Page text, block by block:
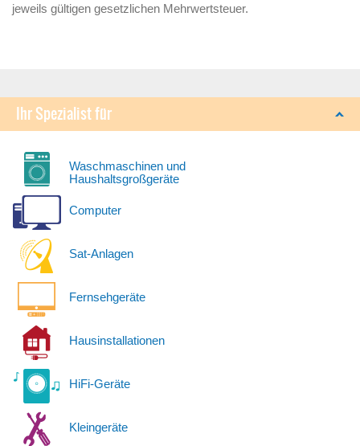
jeweils gültigen gesetzlichen Mehrwertsteuer.
Ihr Spezialist für
Waschmaschinen und
Haushaltsgroßgeräte
Computer
Sat-Anlagen
Fernsehgeräte
Hausinstallationen
HiFi-Geräte
Kleingeräte